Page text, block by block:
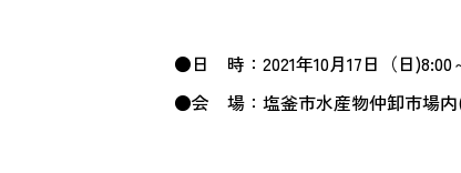
●日 時：2021年10月17日（日)8:00
●会 場：塩釜市水産物仲卸市場内(